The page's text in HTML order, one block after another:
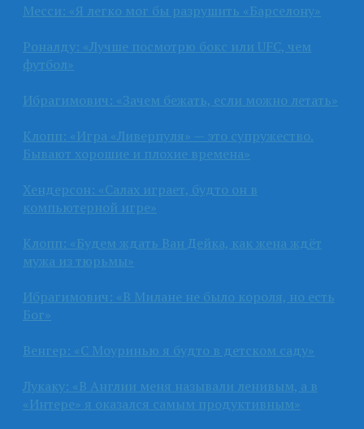
Месси: «Я легко мог бы разрушить «Барселону»
Роналду: «Лучше посмотрю бокс или UFC, чем
футбол»
Ибрагимович: «Зачем бежать, если можно летать»
Клопп: «Игра «Ливерпуля» — это супружество.
Бывают хорошие и плохие времена»
Хендерсон: «Салах играет, будто он в
компьютерной игре»
Клопп: «Будем ждать Ван Дейка, как жена ждёт
мужа из тюрьмы»
Ибрагимович: «В Милане не было короля, но есть
Бог»
Венгер: «С Моуринью я будто в детском саду»
Лукаку: «В Англии меня называли ленивым, а в
«Интере» я оказался самым продуктивным»